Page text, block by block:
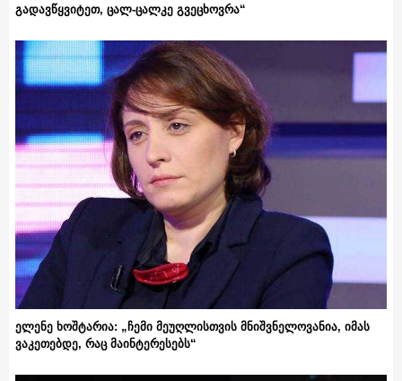
გადავწყვიტეთ, ცალ-ცალკე გვეცხოვრა“
ელენე ხოშტარია: „ჩემი მეუღლისთვის მნიშვნელოვანია, იმას
ვაკეთებდე, რაც მაინტერესებს“